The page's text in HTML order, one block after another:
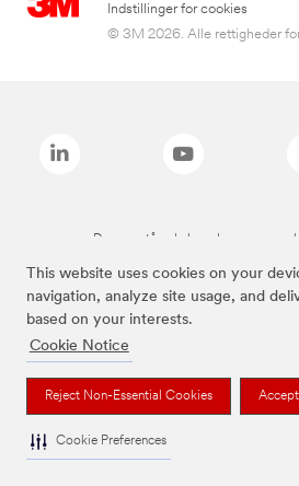
This website uses cookies on your
navigation, analyze site usage, and
based on your interests.
Cookie Notice
Reject Non-Essential Cookies
Cookie Preferences
Indstillinger for cookies
© 3M 2026. Alle rettigheder
De ovenstående brands er